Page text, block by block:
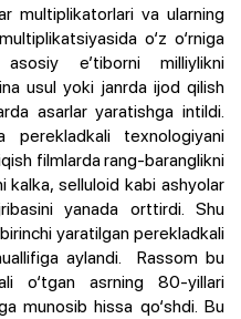
multiplikatorlari va ularning
o‘z o‘rniga
e’tiborni milliylikni
usul yoki janrda ijod qilish
asarlar yaratishga intildi.
perekladkali texnologiyani
filmlarda rang-baranglikni
kalka, selluloid kabi ashyolar
yanada orttirdi. Shu
yaratilgan perekladkali
aylandi. Rassom bu
o‘tgan asrning 80-yillari
munosib hissa qo‘shdi. Bu